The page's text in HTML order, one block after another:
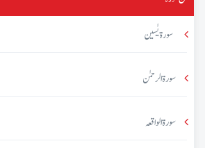
سورۃ یٰسین
سورۃ الرحمٰن
سورۃ الواقعہ